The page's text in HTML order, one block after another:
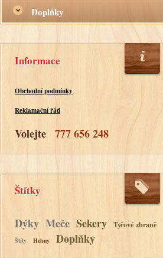
Doplňky
Informace
Obchodní podmínky
Reklamační řád
Volejte 777 656 248
Štítky
Dýky Meče Sekery Tyčové zbraně
Štíty Helmy Doplňky